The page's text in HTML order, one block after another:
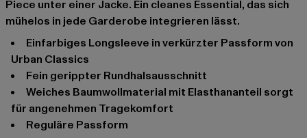
Piece unter einer Jacke. Ein cleanes Essential, das sich
mühelos in jede Garderobe integrieren lässt.
Einfarbiges Longsleeve in verkürzter Passform von
Urban Classics
Fein gerippter Rundhalsausschnitt
Weiches Baumwollmaterial mit Elasthananteil sorgt
für angenehmen Tragekomfort
Reguläre Passform